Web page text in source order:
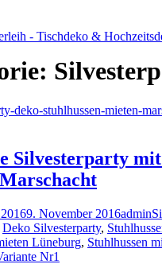
- Tischdeko &
Silvesterparty
9. November 2016admin
Deko Silvesterparty,
Lüneburg, Stuhlhussen
Nr1